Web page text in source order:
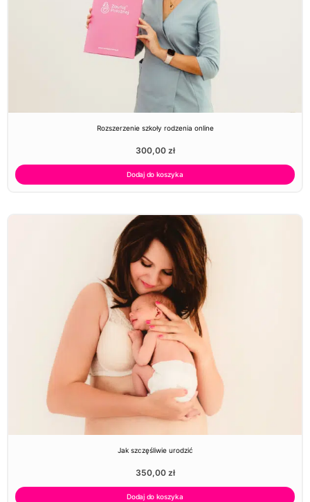
Rozszerzenie szkoły rodzenia online
300,00 zł
Dodaj do koszyka
Jak szczęśliwie urodzić
350,00 zł
Dodaj do koszyka